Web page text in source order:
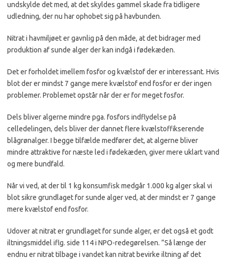
undskylde det med, at det skyldes gammel skade fra tidligere
udledning, der nu har ophobet sig på havbunden.
Nitrat i havmiljøet er gavnlig på den måde, at det bidrager med
produktion af sunde alger der kan indgå i fødekæden.
Det er forholdet imellem fosfor og kvælstof der er interessant. Hvis
blot der er mindst 7 gange mere kvælstof end fosfor er der ingen
problemer. Problemet opstår når der er for meget fosfor.
Dels bliver algerne mindre pga. fosfors indflydelse på
celledelingen, dels bliver der dannet flere kvælstoffikserende
blågrønalger. I begge tilfælde medfører det, at algerne bliver
mindre attraktive for næste led i fødekæden, giver mere uklart vand
og mere bundfald.
Når vi ved, at der til 1 kg konsumfisk medgår 1.000 kg alger skal vi
blot sikre grundlaget for sunde alger ved, at der mindst er 7 gange
mere kvælstof end fosfor.
Udover at nitrat er grundlaget for sunde alger, er det også et godt
iltningsmiddel iflg. side 114 i NPO-redegørelsen. ”Så længe der
endnu er nitrat tilbage i vandet kan nitrat bevirke iltning af det